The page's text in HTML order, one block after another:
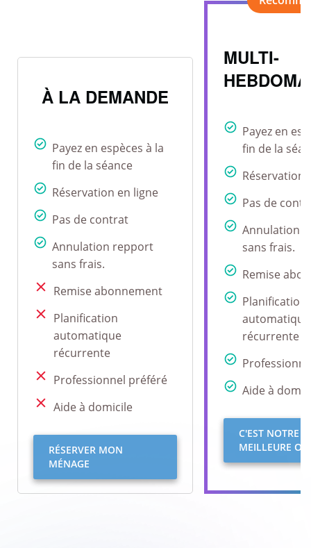
MULTI-
Payez en
fin de la
Réservation
Pas de
Annulation
sans frais.
Remise
Planification
automatique
récurrente
Aide à
C'EST NOTRE
MEILLEURE
À LA DEMANDE
Payez en espèces à la
fin de la séance
Réservation en ligne
Pas de contrat
Annulation repport
sans frais.
Remise abonnement
Planification
automatique
récurrente
Professionnel préféré
Aide à domicile
RÉSERVER MON
MÉNAGE